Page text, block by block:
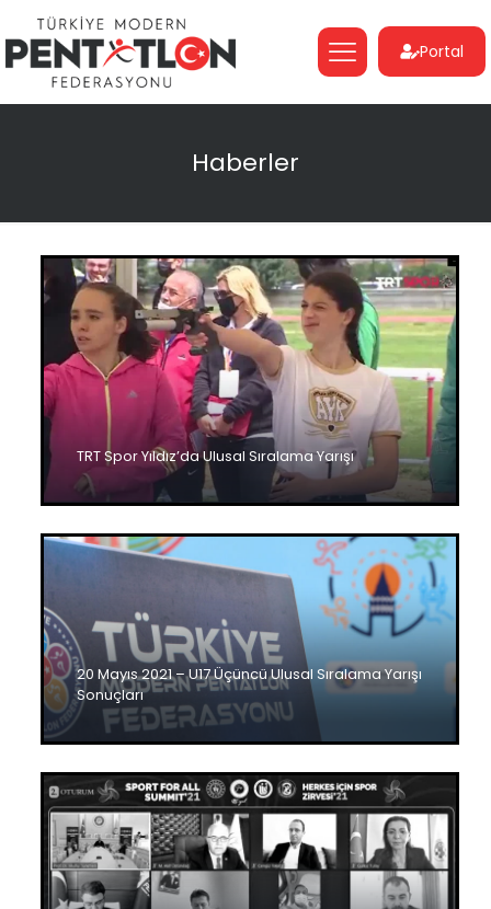
Portal
Haberler
TRT Spor Yıldız’da Ulusal Sıralama Yarışı
20 Mayıs 2021 – U17 Üçüncü Ulusal Sıralama Yarışı
Sonuçları